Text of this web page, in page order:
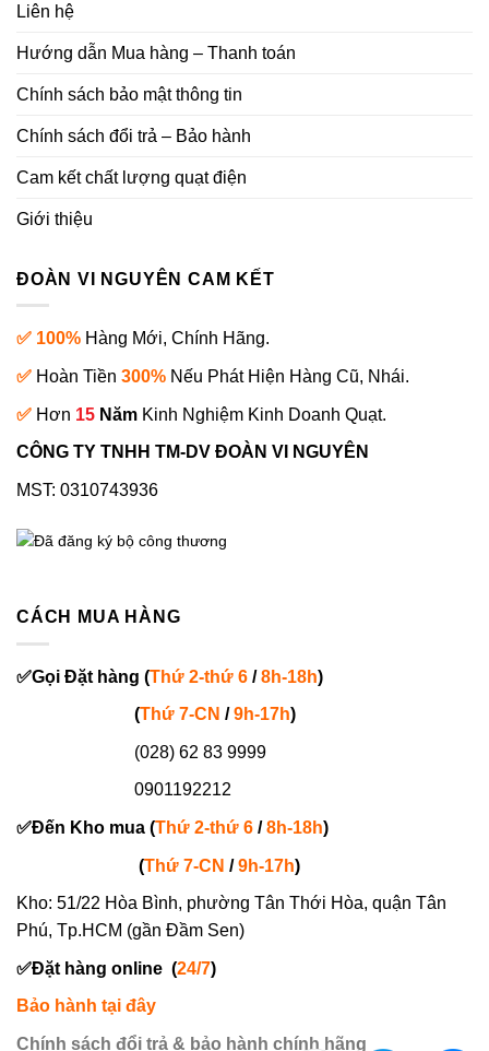
Liên hệ
Hướng dẫn Mua hàng – Thanh toán
Chính sách bảo mật thông tin
Chính sách đổi trả – Bảo hành
Cam kết chất lượng quạt điện
Giới thiệu
ĐOÀN VI NGUYÊN CAM KẾT
✅ 100% Hàng Mới, Chính Hãng.
✅ Hoàn Tiền 300% Nếu Phát Hiện Hàng Cũ, Nhái.
✅ Hơn 15 Năm Kinh Nghiệm Kinh Doanh Quạt.
CÔNG TY TNHH TM-DV ĐOÀN VI NGUYÊN
MST: 0310743936
CÁCH MUA HÀNG
✅Gọi Đặt hàng (Thứ 2-thứ 6 /8h-18h)
(Thứ 7-CN /9h-17h)
(028) 62 83 9999
0901192212
✅Đến Kho mua (Thứ 2-thứ 6 /8h-18h)
(Thứ 7-CN /9h-17h)
Kho: 51/22 Hòa Bình, phường Tân Thới Hòa, quận Tân
Phú, Tp.HCM (gần Đầm Sen)
✅Đặt hàng online (24/7)
Bảo hành tại đây
Chính sách đổi trả & bảo hành chính hãng